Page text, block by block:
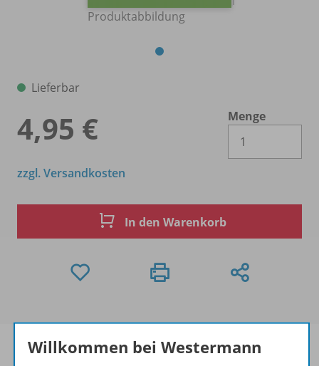
Produktabbildung
Lieferbar
4,95 €
Menge
zzgl. Versandkosten
In den Warenkorb
Willkommen bei Westermann